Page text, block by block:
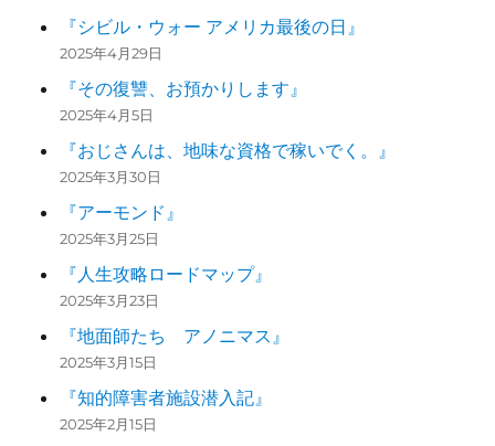
『シビル・ウォー アメリカ最後の日』
2025年4月29日
『その復讐、お預かりします』
2025年4月5日
『おじさんは、地味な資格で稼いでく。』
2025年3月30日
『アーモンド』
2025年3月25日
『人生攻略ロードマップ』
2025年3月23日
『地面師たち アノニマス』
2025年3月15日
『知的障害者施設潜入記』
2025年2月15日